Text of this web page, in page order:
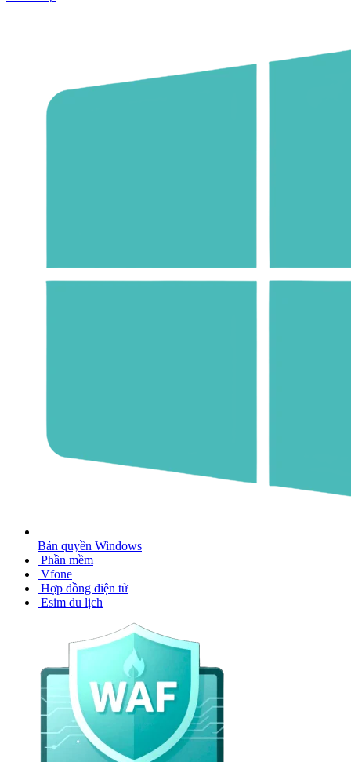
Bản quyền Windows
Phần mềm
Vfone
Hợp đồng điện tử
Esim du lịch